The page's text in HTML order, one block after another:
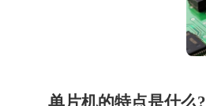
单片机的特点是什么?